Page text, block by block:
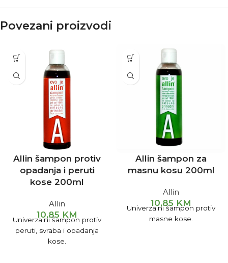
Povezani proizvodi
Allin šampon protiv
opadanja i peruti
kose 200ml
Allin
10,85 KM
Univerzalni šampon protiv
peruti, svraba i opadanja
kose.
Allin šampon za
masnu kosu 200ml
Allin
10,85 KM
Univerzalni šampon protiv
masne kose.